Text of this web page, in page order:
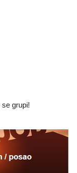
grupi!